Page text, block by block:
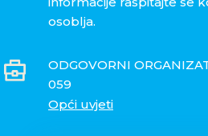
osoblja.
ODGOVORNI
059
Opći uvjeti